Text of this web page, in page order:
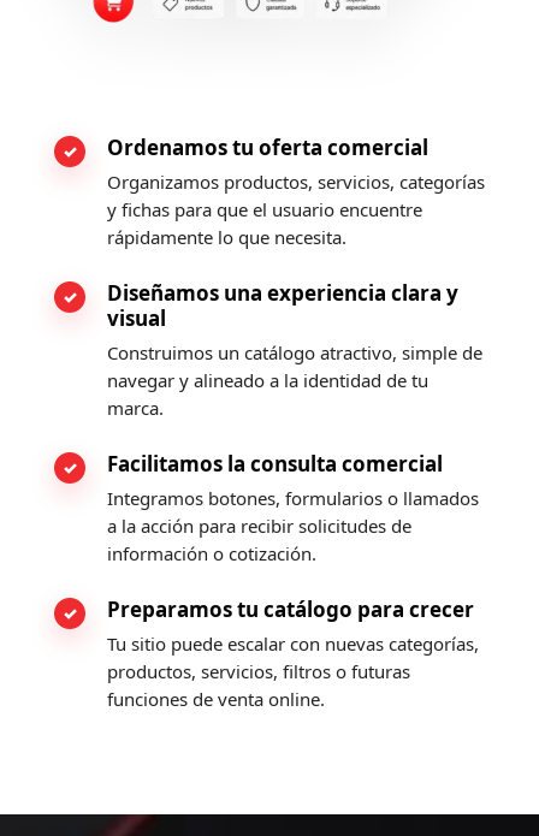
Ordenamos tu oferta comercial
Organizamos productos, servicios, categorías
y fichas para que el usuario encuentre
rápidamente lo que necesita.
Diseñamos una experiencia clara y
visual
Construimos un catálogo atractivo, simple de
navegar y alineado a la identidad de tu
marca.
Facilitamos la consulta comercial
Integramos botones, formularios o llamados
a la acción para recibir solicitudes de
información o cotización.
Preparamos tu catálogo para crecer
Tu sitio puede escalar con nuevas categorías,
productos, servicios, filtros o futuras
funciones de venta online.